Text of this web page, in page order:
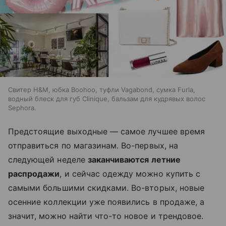
Свитер H&M, юбка Boohoo, туфли Vagabond, сумка Furla,
водный блеск для губ Clinique, бальзам для кудрявых волос
Sephora.
Предстоящие выходные — самое лучшее время
отправиться по магазинам. Во-первых, на
следующей неделе заканчиваются летние
распродажи, и сейчас одежду можно купить с
самыми большими скидками. Во-вторых, новые
осенние коллекции уже появились в продаже, а
значит, можно найти что-то новое и трендовое.